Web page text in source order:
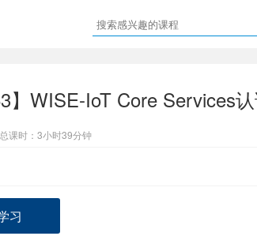
】WISE-IoT Core Services
总课时：3小时39分钟
习